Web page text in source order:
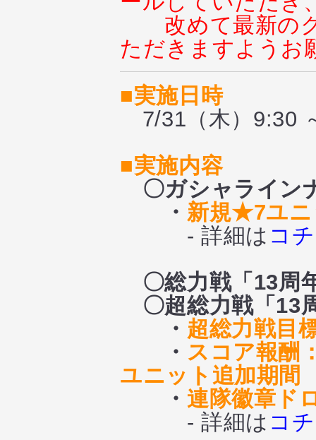
改めて最新の
ただきますようお
■実施日時
7/31（木）9:30
■実施内容
〇ガシャライン
・ 新規★7ユニ
- 詳細は コ
〇総力戦「13周
〇超総力戦「13
・ 超総力戦目
・ スコア報酬
ユニット追加期間
・ 連隊徽章ド
- 詳細は コ